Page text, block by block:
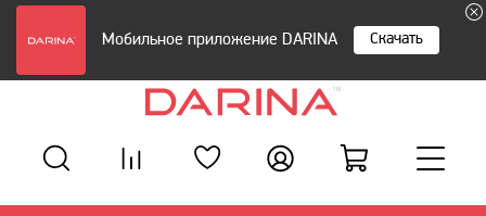
Мобильное приложение DARINA Скачать